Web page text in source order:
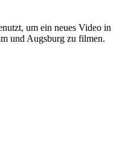
um ein neues Video in
und Augsburg zu filmen.